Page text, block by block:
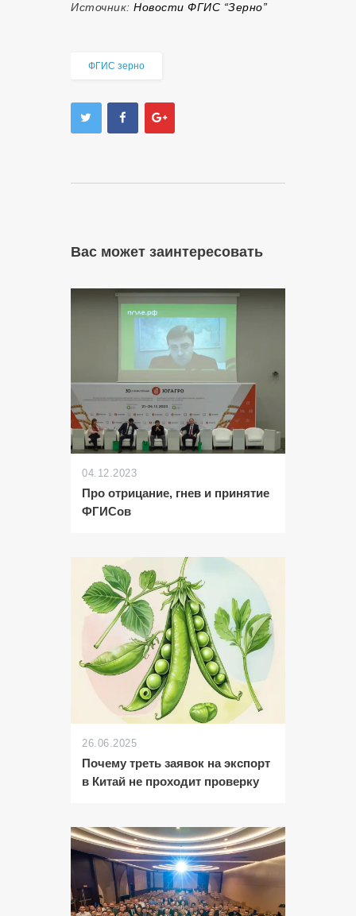
Источник: Новости ФГИС “Зерно”
ФГИС зерно
Вас может заинтересовать
04.12.2023
Про отрицание, гнев и принятие
ФГИСов
26.06.2025
Почему треть заявок на экспорт
в Китай не проходит проверку